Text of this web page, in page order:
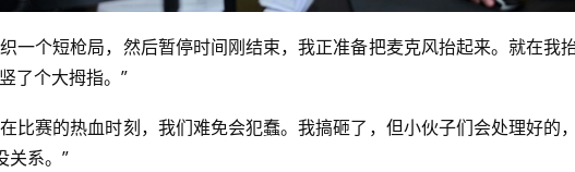
一个短枪局，然后暂停时间刚结束，我正准备把麦克风抬起来。就在我
了个大拇指。”
比赛的热血时刻，我们难免会犯蠢。我搞砸了，但小伙子们会处理好的
关系。”